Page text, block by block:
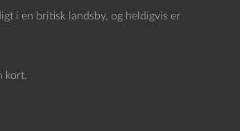
i en britisk landsby, og heldigvis er
kort.